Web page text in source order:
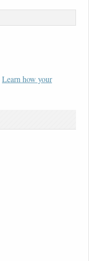
Learn how your